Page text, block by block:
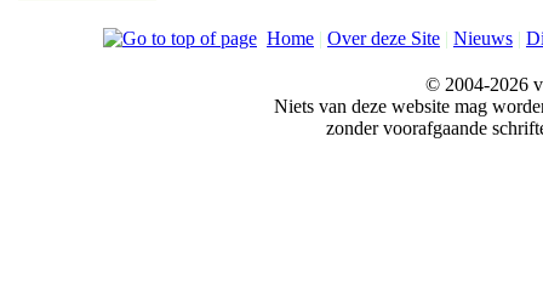
Home | Over deze Site | Nieuws |
© 2004-2026
Niets van deze website mag
zonder voorafgaande